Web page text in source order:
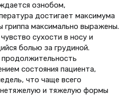
ознобом,
достигает максимума
гриппа максимально выражены.
сухости в носу и
болью за грудиной.
состояния пациента,
что чаще всего
и тяжелую формы